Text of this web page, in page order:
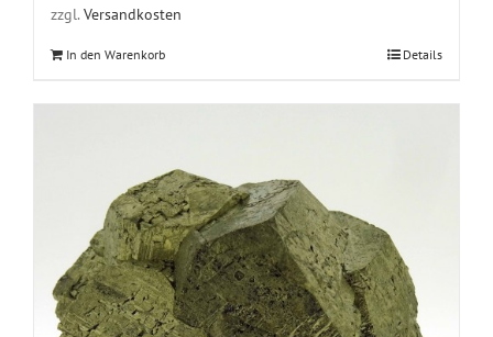
zzgl. Versandkosten
In den Warenkorb Details